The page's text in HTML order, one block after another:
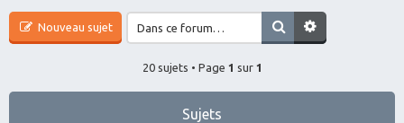
Nouveau sujet
20 sujets • Page 1 sur 1
Sujets